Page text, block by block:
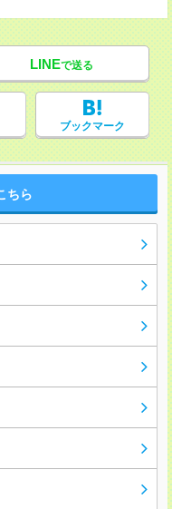
LINEで送る
ブックマーク
ちら